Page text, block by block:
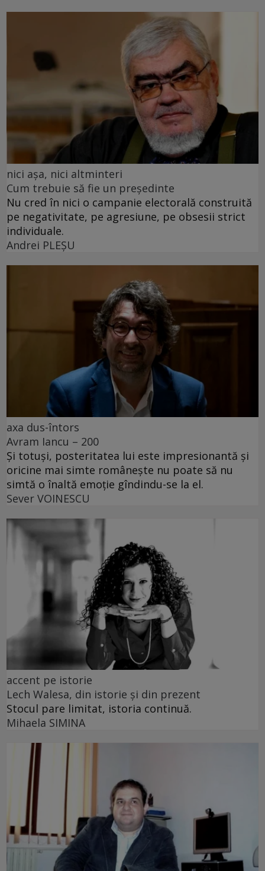
nici așa, nici altminteri
Cum trebuie să fie un președinte
Nu cred în nici o campanie electorală construită
pe negativitate, pe agresiune, pe obsesii strict
individuale.
Andrei PLEŞU
axa dus-întors
Avram Iancu – 200
Și totuși, posteritatea lui este impresionantă și
oricine mai simte românește nu poate să nu
simtă o înaltă emoție gîndindu-se la el.
Sever VOINESCU
accent pe istorie
Lech Walesa, din istorie și din prezent
Stocul pare limitat, istoria continuă.
Mihaela SIMINA